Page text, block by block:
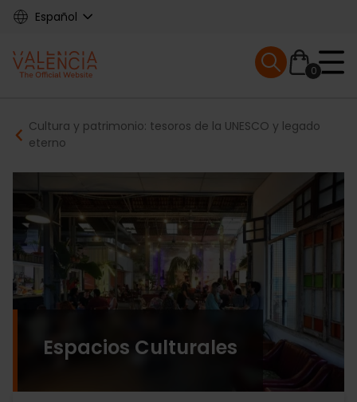
Skip
content
Español
Main
navigation
0
Mobile menu
Breadcrumb
Cultura y patrimonio: tesoros de la UNESCO y legado
eterno
Espacios Culturales